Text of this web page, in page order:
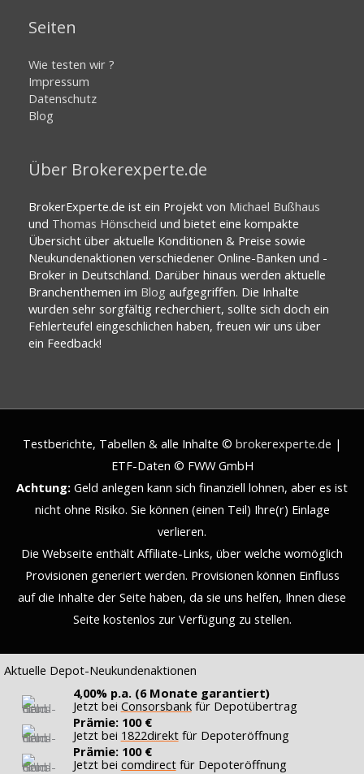
Seiten
Wie testen wir ?
Impressum
Datenschutz
Blog
Über Brokerexperte.de
BrokerExperte.de ist ein Projekt von Michael Bußhaus
und Thomas Hönscheid und bietet eine kompakte
Übersicht über aktuelle Konditionen & Preise sowie
Neukundenaktionen verschiedener Online-Banken und -
Broker in Deutschland. Darüber hinaus werden aktuelle
Branchenthemen im Blog aufgegriffen. Die Inhalte
wurden sehr sorgfältig recherchiert, sollte sich doch ein
Fehlerteufel eingeschlichen haben, freuen wir uns über
ein Feedback!
Testberichte, Tabellen & alle Inhalte © brokerexperte.de |
ETF-Daten © FWW GmbH
Achtung: Geld anlegen kann sich finanziell lohnen, aber es ist
nicht ohne Risiko. Sie können (einen Teil) Ihre(r) Einlage
verlieren.
Die Webseite enthält Affiliate-Links, über welche womöglich
Provisionen generiert werden. Provisionen können Einfluss
auf die Inhalte der Seite haben, da sie uns helfen, Ihnen diese
Seite kostenlos zur Verfügung zu stellen.
Aktuelle Depot-Neukundenaktionen
4,00% p.a. (6 Monate garantiert)
Jetzt bei Consorsbankfür Depotübertrag
Prämie: 100 €
Jetzt bei 1822direktfür Depoteröffnung
Prämie: 100 €
Jetzt bei comdirectfür Depoteröffnung